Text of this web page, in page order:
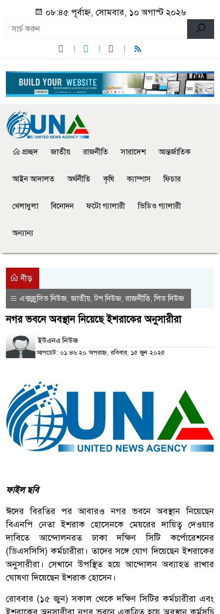
০৮:৪৫ পূর্বাহ্ন, সোমবার, ১০ অগাস্ট ২০২৬
প্রচ্ছদ জাতীয় রাজনীতি সারাদেশ আন্তর্জাতিক
আইন আদালত অর্থনীতি কৃষি ক্যাম্পাস ফিচার
খেলাধুলা বিনোদন ফটো গ্যালারী ভিডিও গ্যালারী
অন্যান্য
নীড়
এক্সক্লুসিভ নিউজ,জাতীয়,টপ নিউজ,রাজনীতি,লিড নিউজ
নগর ভবনে অবস্থান নিয়েছে ইশরাকের অনুসারীরা
ইউএনএ নিউজ
আপডেট: ০১:৪৬:২০ অপরাহ্ন, রবিবার, ১৫ জুন ২০২৫
ফাইল ছবি
ঈদের বিরতির পর আবারও নগর ভবনে অবস্থান নিয়েছেন
বিএনপি নেতা ইশরাক হোসেনকে মেয়রের দায়িত্ব দেওয়ার
দাবিতে আন্দোলনরত ঢাকা দক্ষিণ সিটি কর্পোরেশনের
(ডিএসসিসি) কর্মচারীরা। তাদের সঙ্গে যোগ দিয়েছেন ইশরাকের
অনুসারীরা। সেখানে উপস্থিত হয়ে আন্দোলন অব্যাহত রাখার
ঘোষণা দিয়েছেন ইশরাক হোসেন।
রোববার (১৫ জুন) সকাল থেকে দক্ষিণ সিটির কর্মচারীরা এবং